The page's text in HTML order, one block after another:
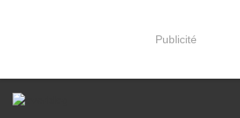
Publicité